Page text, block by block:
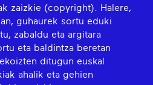
zaizkie (copyright). Halere,
guhaurek sortu eduki
zabaldu eta argitara
eta baldintza beretan
ditugun euskal
ahalik eta gehien